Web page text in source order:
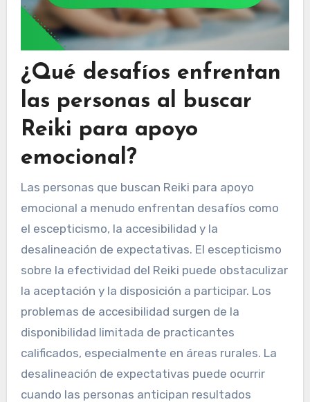
¿Qué desafíos enfrentan
las personas al buscar
Reiki para apoyo
emocional?
Las personas que buscan Reiki para apoyo
emocional a menudo enfrentan desafíos como
el escepticismo, la accesibilidad y la
desalineación de expectativas. El escepticismo
sobre la efectividad del Reiki puede obstaculizar
la aceptación y la disposición a participar. Los
problemas de accesibilidad surgen de la
disponibilidad limitada de practicantes
calificados, especialmente en áreas rurales. La
desalineación de expectativas puede ocurrir
cuando las personas anticipan resultados